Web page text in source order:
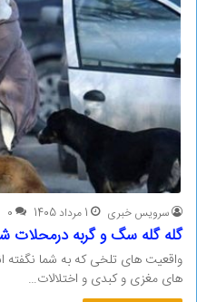
سرویس خبری 1 مرداد 1405 0
گله گله سگ و گربه درمحلات
واقعیت های تلخی که به شما نگفته
های مغزی و کبدی و اختلالات…